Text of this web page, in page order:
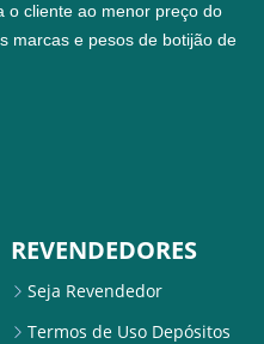
o cliente ao menor preço do
marcas e pesos de botijão de
REVENDEDORES
Seja Revendedor
Termos de Uso Depósitos